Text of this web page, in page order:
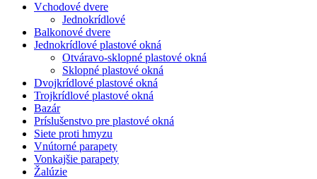
Vchodové dvere
Jednokrídlové
Balkonové dvere
Jednokrídlové plastové okná
Otváravo-sklopné plastové okná
Sklopné plastové okná
Dvojkrídlové plastové okná
Trojkrídlové plastové okná
Bazár
Príslušenstvo pre plastové okná
Siete proti hmyzu
Vnútorné parapety
Vonkajšie parapety
Žalúzie